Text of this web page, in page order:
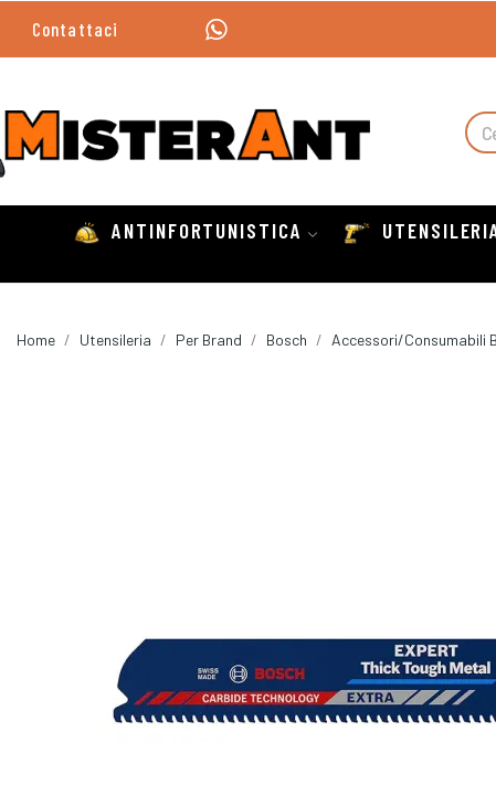
Contattaci
ANTINFORTUNISTICA
Home Utensileria Per Brand Bosch Accessori/Consumabili